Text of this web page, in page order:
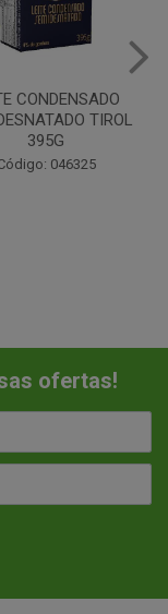
EM PO 400G
MIX
037442
ofertas!